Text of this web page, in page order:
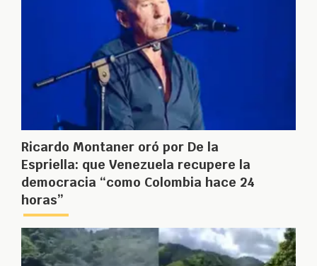
Ricardo Montaner oró por De la
Espriella: que Venezuela recupere la
democracia “como Colombia hace 24
horas”